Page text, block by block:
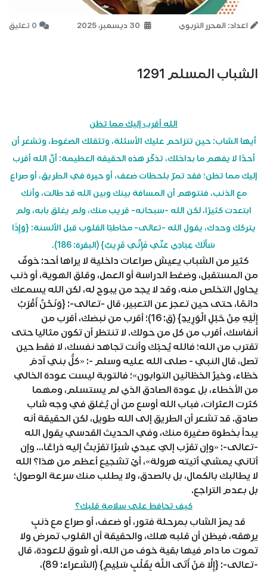
اعداد: المحرر التربوي 0 تعليق
الشباب المسلم 1291
الله أقرب إليك مما تظن
أيها الشاب: حين تتزاحم عليك الأسئلة، وتثقلك الضغوط، وتشعر أن
أحدًا لا يفهم ما بداخلك، تذكّر هذه الحقيقة العظيمة: أنَّ الله أقرب
إليك مما تظن؛ فقد تمرّ بلحظات ضعف، أو حيرة في الطريق، أو صراع
مع الذنب، فتتوهم أن المسافة بينك وبين الله قد طالت، وأنك
ابتعدت كثيرًا، لكن الله -سبحانه- قريب منك، ولم يغلق بابه، ولم
يتركك وحدك، يقول الله -تعالى- مخاطبًا القلوب قبل الألسنة: {وَإِذَا
سَأَلَكَ عِبَادِي عَنِّي فَإِنِّي قَرِيبٌ} (البقرة: 186).
كثير من الشباب يعيش صراعات داخلية لا يراها أحد: خوفٌ
من المستقبل، وضغط الدراسة أو العمل، وقلق الهوية، أو ذنب
يحاول التخلص منه، وقد لا يجد من يبوح له، لكن الله يسمعك
دائمًا، حتى حين تعجز عن التعبير، قال -تعالى-: {وَنَحْنُ أَقْرَبُ
إِلَيْهِ مِنْ حَبْلِ الْوَرِيدِ} (ق: 16)؛ أقرب من نبضك، أقرب من
أنفاسك، أقرب من كل من حولك. لا تنتظر أن تكون مثاليا حتى
تقترب من الله؛ فالله يُحبّك وأنت تجاهد نفسك، لا فقط حين
تصل، قال النبي - صلى الله عليه وسلم -: «كلُّ بني آدمَ
خطّاء، وخيرُ الخطّائين التوابون»؛ فالتوبة ليست عودة الخالي
من الأخطاء، بل عودة الصادق الذي لم يستسلم، ومهما
كثرت العثرات، فباب الله أوسع من أن يُغلق في وجه شاب
صادق. قد تشعر أن الطريق إلى الله طويل، لكن الحقيقة أنه
يبدأ بخطوة صغيرة منك، وفي الحديث القدسي يقول الله
-تعالى-: «وإن تقرّب إليّ عبدي شبرًا تقرّبتُ إليه ذراعًا... وإن
أتاني يمشي أتيته هرولة»، أيّ تشجيع أعظم من هذا؟ الله
لا يطالبك بالكمال، بل بالصدق، ولا يطلب منك سرعة الوصول؛
بل بعدم التراجع.
كيف تحافظ على سلامة قلبك؟
قد يمرّ الشاب بمرحلة فتور، أو ضعف، أو صراع مع ذنبٍ
يرهقه، فيظن أن قلبه هلك، والحقيقة أن القلوب تمرض ولا
تموت ما دام فيها بقية خوف من الله، أو شوق للعودة، قال
-تعالى-: {إِلَّا مَنْ أَتَى اللَّهَ بِقَلْبٍ سَلِيمٍ} (الشعراء: 89)،